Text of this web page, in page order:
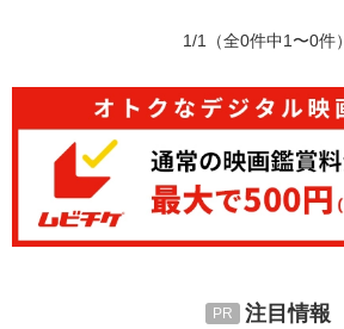
1/1 （全0件中1〜0件）
注目情報